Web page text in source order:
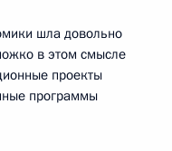
шла довольно
в этом смысле
проекты
программы